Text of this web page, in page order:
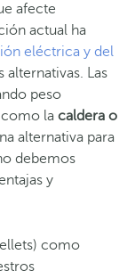
afecte
actual ha
eléctrica y del
alternativas. Las
peso
como la caldera o
alternativa para
debemos
y
como